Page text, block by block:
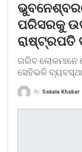
ପରିସରକୁ
ରାଷ୍ଟ୍ରପତି
ଗରିବ
ସେହିଭଳି
By Sakala Khabar